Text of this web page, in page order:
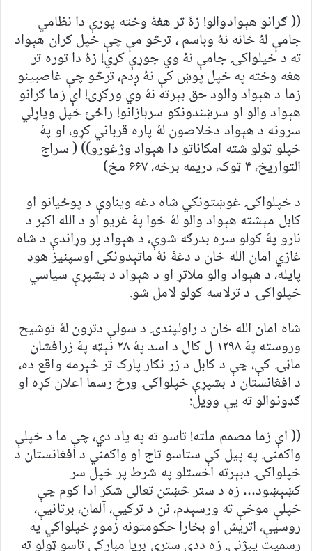
(( ګرانو هېوادوالو! زۀ تر هغۀ وخته پورې دا نظامي
جامې لۀ ځانه نۀ وباسم ، ترڅو مې چې خپل ګران هېواد
ته د خپلواکۍ جامې نۀ وي جوړې کړي! زۀ دا توره تر
هغه وخته په خپل پوښ کې نۀ ږدم، ترڅو چې غاصبينو
زما د هېواد والود حق بېرته نۀ وي ورکړی! اې زما ګرانو
هېواد والو او سرښندونکو سربازانو! راځئ خپل وياړلي
سرونه د هېواد دخلاصون لۀ پاره قرباني کړو، او پۀ
خپلو ټولو شته امکاناتو دا هېواد وژغورو)) ( سراج
التواريخ، ۴ ټوک، دريمه برخه، ۶۶۷ مخ)
د خپلواکۍ غوښتونکي شاه دغه ويناوې د پوځيانو او
کابل مېشته هېواد والو لۀ خوا پۀ غريو او د الله اکبر د
نارو پۀ کولو سره بدرګه شوې، د هېواد پر وړاندې د شاه
غازي امان الله خان د دغۀ نۀ ماتېدونکی اوسپنيز هوډ
پايله، د هېواد والو ملاتړ او د هېواد د بشپړې سياسي
خپلواکۍ د ترلاسه کولو لامل شو.
شاه امان الله خان د راولپندۍ د سولې دتړون لۀ توشيح
وروسته پۀ ۱۲۹۸ ل کال د اسد پۀ ۲۸ نېټه پۀ زرافشان
ماڼۍ کې، چې د کابل د زر نګار پارک تر څېرمه واقع ده،
د افغانستان د بشپړې خپلواکۍ ورځ رسمآ اعلان کړه او
ګډونوالو ته يې وويل:
(( اې زما مصمم ملته! تاسو ته په ياد دي، چې ما د خپلې
واکمنۍ په پيل کې ستاسو تاج او واکمني د افغانستان د
خپلواکۍ دبېرته اخستلو په شرط پر خپل سر
کښېښود… زه د ستر څښتن تعالی شکر ادا کوم چې
خپلې موخې ته ورسېدم، نن د ترکيې، آلمان، برتانيې،
روسيې، اتريش او بخارا حکومتونه زموږ خپلواکي په
رسميت پېژني. زه ددې سترې بريا مبارکي تاسو ټولو ته